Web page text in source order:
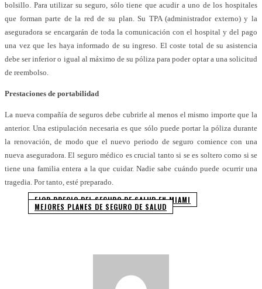
bolsillo. Para utilizar su seguro, sólo tiene que acudir a uno de los hospitales
que forman parte de la red de su plan. Su TPA (administrador externo) y la
aseguradora se encargarán de toda la comunicación con el hospital y del pago
una vez que les haya informado de su ingreso. El coste total de su asistencia
debe ser inferior o igual al máximo de su póliza para poder optar a una solicitud
de reembolso.
Prestaciones de portabilidad
La nueva compañía de seguros debe cubrirle al menos el mismo importe que la
anterior. Una estipulación necesaria es que sólo puede portar la póliza durante
la renovación, de modo que el nuevo periodo de seguro comience con una
nueva aseguradora. El seguro médico es crucial tanto si se es soltero como si se
tiene una familia entera a la que cuidar. Nadie sabe cuándo puede ocurrir una
tragedia. Por tanto, esté preparado.
EJOR PRECIO DEL SEGURO DE SALUD EN MIAMI
MEJORES PLANES DE SEGURO DE SALUD